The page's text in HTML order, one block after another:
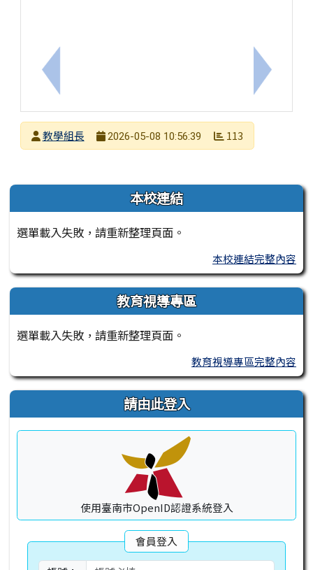
上一筆：有關臺南市114學年度本土語文教學支援工
下一筆：
發布者
教學組長
2026-05-08 10:56:39 113
左邊區域內容 本校連結
選單載入失敗，請重新整理頁面。
本校連結完整內容
教育視導專區
選單載入失敗，請重新整理頁面。
教育視導專區完整內容
請由此登入
使用臺南市OpenID認證系統登入
會員登入